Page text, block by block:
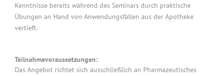
Kenntnisse bereits während des Seminars durch praktische
Übungen an Hand von Anwendungsfällen aus der Apotheke
vertieft.
Teilnahmevoraussetzungen:
Das Angebot richtet sich ausschließlich an Pharmazeutisches